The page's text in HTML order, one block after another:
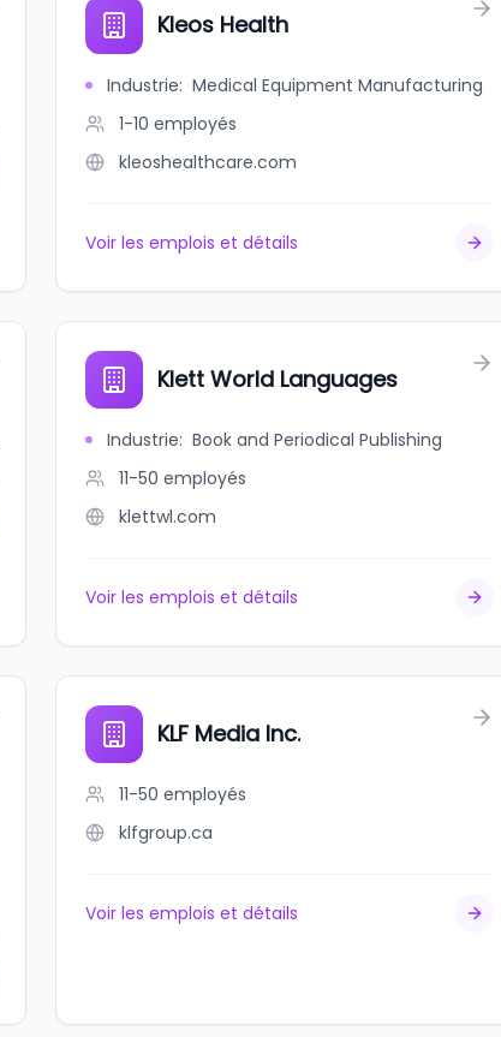
Kleos Health
Industrie: Medical Equipment Manufacturing
1-10 employés
kleoshealthcare.com
Voir les emplois et détails
Klett World Languages
Industrie: Book and Periodical Publishing
11-50 employés
klettwl.com
Voir les emplois et détails
KLF Media Inc.
11-50 employés
klfgroup.ca
Voir les emplois et détails